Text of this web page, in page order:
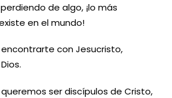
de algo, ¡lo más
en el mundo!
con Jesucristo,
ser discípulos de Cristo,